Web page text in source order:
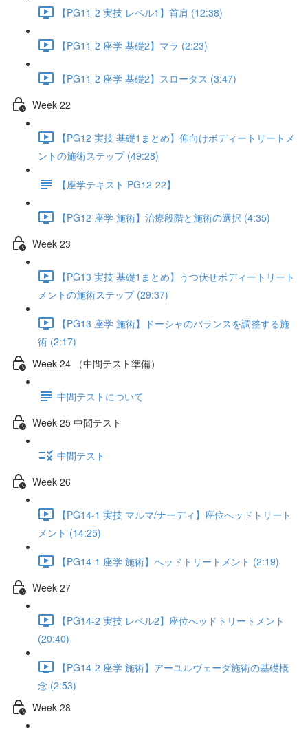
【PG11-2 実技 レベル1】首肩 (12:38)
【PG11-2 座学 基礎2】マラ (2:23)
【PG11-2 座学 基礎2】スロータス (3:47)
Week 22
【PG12 実技 基礎1まとめ】仰向けボディートリートメ
ントの施術ステップ (49:28)
【座学テキスト PG12-22】
【PG12 座学 施術】治療段階と施術の選択 (4:35)
Week 23
【PG13 実技 基礎1まとめ】うつ伏せボディートリート
メントの施術ステップ (29:37)
【PG13 座学 施術】ドーシャのバランスを調整する施
術 (2:17)
Week 24 （中間テスト準備）
中間テストについて
Week 25 中間テスト
中間テスト
Week 26
【PG14-1 実技 マルマ/ナーディ】座位へッドトリート
メント (14:25)
【PG14-1 座学 施術】へッドトリートメント (2:19)
Week 27
【PG14-2 実技 レベル2】座位へッドトリートメント
(20:40)
【PG14-2 座学 施術】アーユルヴェーダ施術の基礎概
念 (2:53)
Week 28